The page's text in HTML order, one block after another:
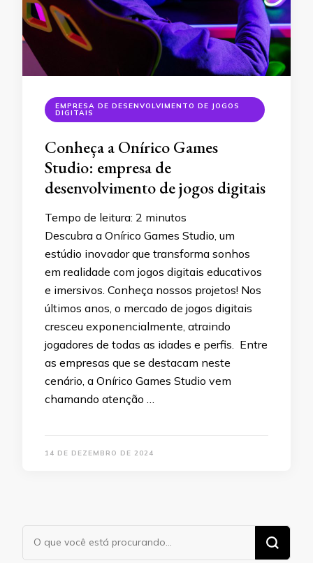
EMPRESA DE DESENVOLVIMENTO DE JOGOS
DIGITAIS
Conheça a Onírico Games
Studio: empresa de
desenvolvimento de jogos digitais
Tempo de leitura: 2 minutos
Descubra a Onírico Games Studio, um
estúdio inovador que transforma sonhos
em realidade com jogos digitais educativos
e imersivos. Conheça nossos projetos! Nos
últimos anos, o mercado de jogos digitais
cresceu exponencialmente, atraindo
jogadores de todas as idades e perfis. Entre
as empresas que se destacam neste
cenário, a Onírico Games Studio vem
chamando atenção …
14 DE DEZEMBRO DE 2024
Procurando
algo?